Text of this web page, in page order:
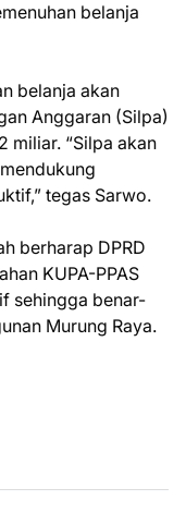
belanja
belanja akan
Anggaran (Silpa)
miliar. “Silpa akan
tegas Sarwo.
berharap DPRD
KUPA-PPAS
sehingga benar-
Murung Raya.